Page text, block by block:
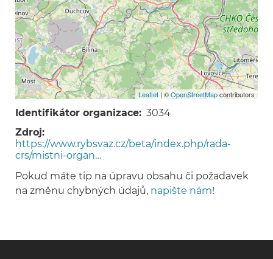
Leaflet | ©OpenStreetMapcontributors
Identifikátor organizace
3034
Zdroj
https://www.rybsvaz.cz/beta/index.php/rada-
crs/mistni-organ…
Pokud máte tip na úpravu obsahu či požadavek
na změnu chybných údajů, napište nám!